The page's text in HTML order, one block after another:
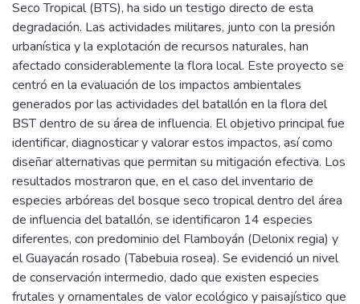
Seco Tropical (BTS), ha sido un testigo directo de esta
degradación. Las actividades militares, junto con la presión
urbanística y la explotación de recursos naturales, han
afectado considerablemente la flora local. Este proyecto se
centró en la evaluación de los impactos ambientales
generados por las actividades del batallón en la flora del
BST dentro de su área de influencia. El objetivo principal fue
identificar, diagnosticar y valorar estos impactos, así como
diseñar alternativas que permitan su mitigación efectiva. Los
resultados mostraron que, en el caso del inventario de
especies arbóreas del bosque seco tropical dentro del área
de influencia del batallón, se identificaron 14 especies
diferentes, con predominio del Flamboyán (Delonix regia) y
el Guayacán rosado (Tabebuia rosea). Se evidenció un nivel
de conservación intermedio, dado que existen especies
frutales y ornamentales de valor ecológico y paisajístico que